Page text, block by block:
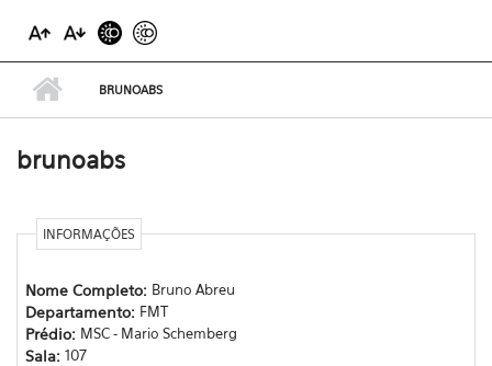
BRUNOABS
brunoabs
INFORMAÇÕES
Nome Completo: Bruno Abreu
Departamento: FMT
Prédio: MSC - Mario Schemberg
Sala: 107